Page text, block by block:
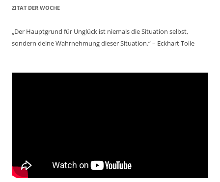
ZITAT DER WOCHE
„Der Hauptgrund für Unglück ist niemals die Situation selbst,
sondern deine Wahrnehmung dieser Situation.“ – Eckhart Tolle